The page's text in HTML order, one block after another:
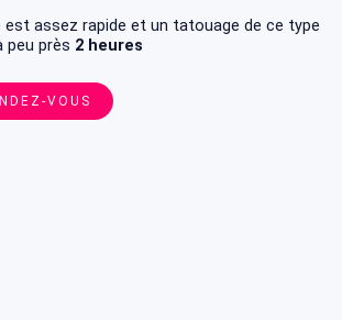
assez rapide et un tatouage de ce type
peu près 2 heures
VOUS